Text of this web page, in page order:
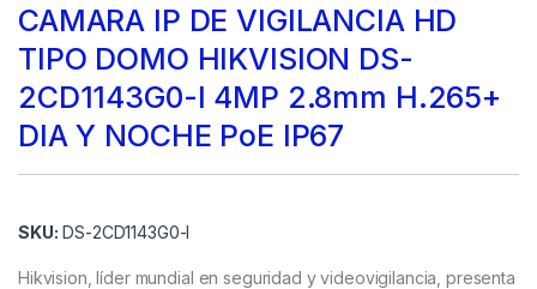
CAMARA IP DE VIGILANCIA HD
TIPO DOMO HIKVISION DS-
2CD1143G0-I 4MP 2.8mm H.265+
DIA Y NOCHE PoE IP67
SKU: DS-2CD1143G0-I
Hikvision, líder mundial en seguridad y videovigilancia, presenta